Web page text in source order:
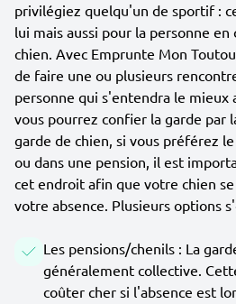
privilégiez quelqu'un de sportif :
lui mais aussi pour la personne en
chien. Avec Emprunte Mon
de faire une ou plusieurs
personne qui s'entendra le mieux
vous pourrez confier la garde par
garde de chien, si vous préférez
ou dans une pension, il est
cet endroit afin que votre chien
votre absence. Plusieurs options
Les pensions/chenils : La
généralement collective.
coûter cher si l'absence est